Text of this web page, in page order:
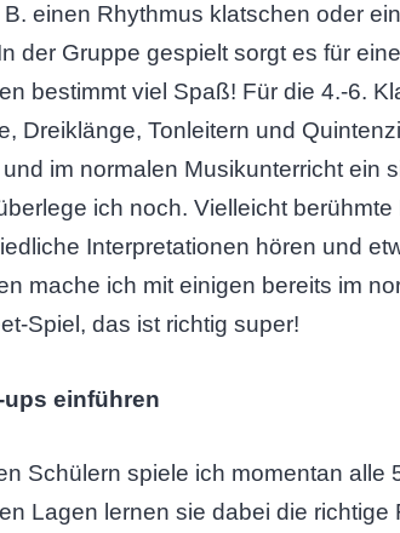
B. einen Rhythmus klatschen oder
der Gruppe gespielt sorgt es für
bestimmt viel Spaß! Für die 4.-6.
Dreiklänge, Tonleitern und
im normalen Musikunterricht ein
ich noch. Vielleicht
Interpretationen hören und
mache ich mit einigen bereits im
Spiel, das ist richtig super!
ups einführen
Schülern spiele ich momentan alle
Lagen lernen sie dabei die